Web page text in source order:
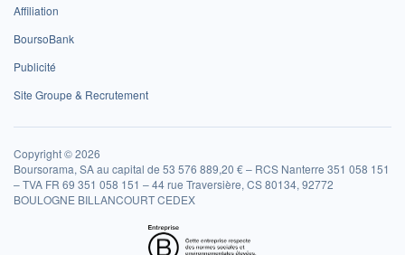
Affiliation
BoursoBank
Publicité
Site Groupe & Recrutement
Copyright © 2026
Boursorama, SA au capital de 53 576 889,20 € – RCS Nanterre 351 058 151
– TVA FR 69 351 058 151 – 44 rue Traversière, CS 80134, 92772
BOULOGNE BILLANCOURT CEDEX